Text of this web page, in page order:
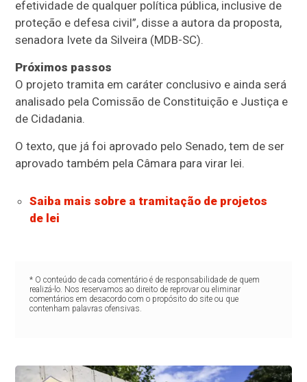
efetividade de qualquer política pública, inclusive de
proteção e defesa civil”, disse a autora da proposta,
senadora Ivete da Silveira (MDB-SC).
Próximos passos
O projeto tramita em caráter conclusivo e ainda será
analisado pela Comissão de Constituição e Justiça e
de Cidadania.
O texto, que já foi aprovado pelo Senado, tem de ser
aprovado também pela Câmara para virar lei.
Saiba mais sobre a tramitação de projetos
de lei
* O conteúdo de cada comentário é de responsabilidade de quem
realizá-lo. Nos reservamos ao direito de reprovar ou eliminar
comentários em desacordo com o propósito do site ou que
contenham palavras ofensivas.